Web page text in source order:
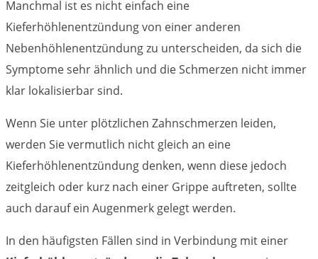
Manchmal ist es nicht einfach eine
Kieferhöhlenentzündung von einer anderen
Nebenhöhlenentzündung zu unterscheiden, da sich die
Symptome sehr ähnlich und die Schmerzen nicht immer
klar lokalisierbar sind.
Wenn Sie unter plötzlichen Zahnschmerzen leiden,
werden Sie vermutlich nicht gleich an eine
Kieferhöhlenentzündung denken, wenn diese jedoch
zeitgleich oder kurz nach einer Grippe auftreten, sollte
auch darauf ein Augenmerk gelegt werden.
In den häufigsten Fällen sind in Verbindung mit einer